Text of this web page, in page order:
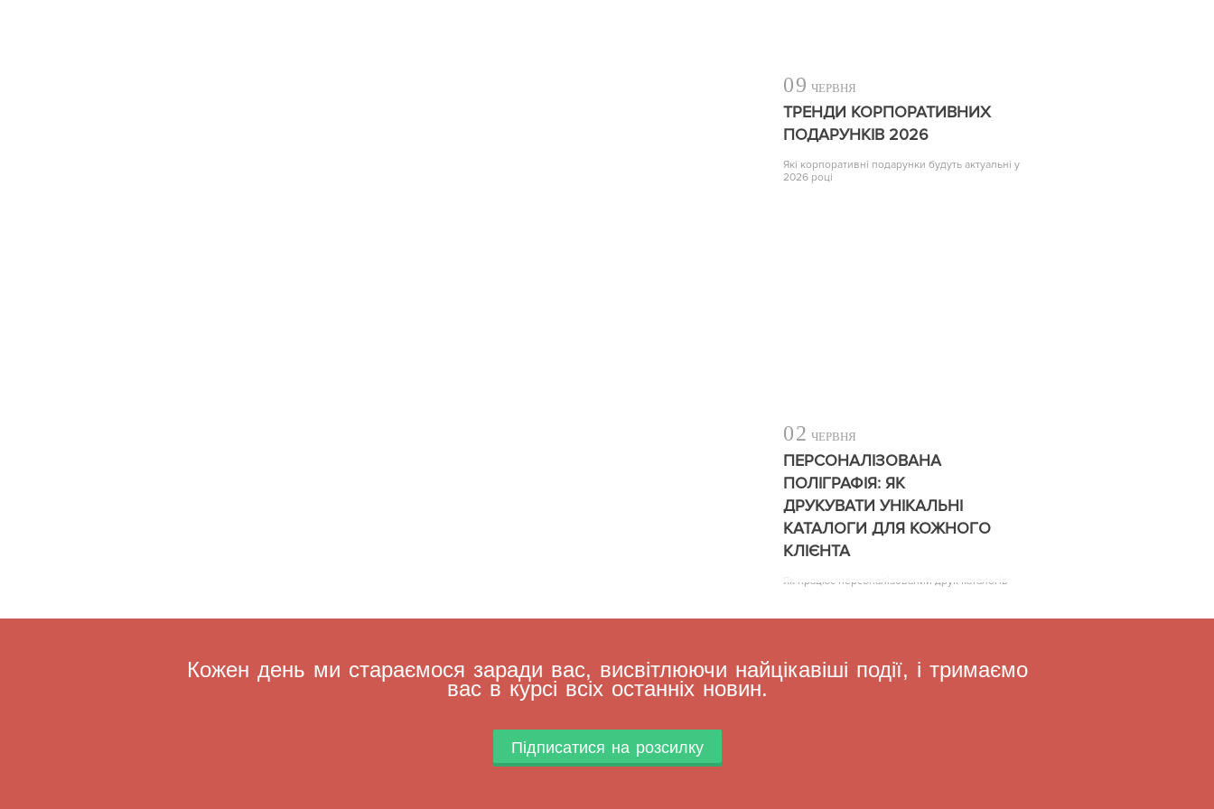
09 ЧЕРВНЯ
ТРЕНДИ КОРПОРАТИВНИХ
ПОДАРУНКІВ 2026
Які корпоративні подарунки будуть актуальні у
2026 році
02 ЧЕРВНЯ
ПЕРСОНАЛІЗОВАНА
ПОЛІГРАФІЯ: ЯК
ДРУКУВАТИ УНІКАЛЬНІ
КАТАЛОГИ ДЛЯ КОЖНОГО
КЛІЄНТА
Як працює персоналізований друк каталогів
Кожен день ми стараємося заради вас, висвітлюючи найцікавіші події, і тримаємо
вас в курсі всіх останніх новин.
Підписатися на розсилку